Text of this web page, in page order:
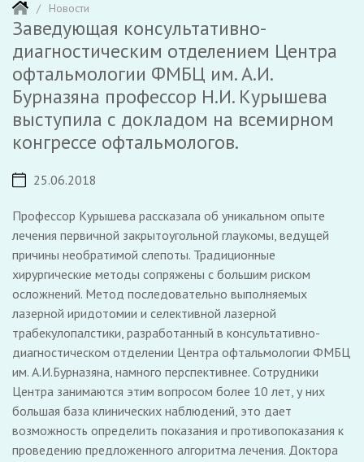
Новости
Заведующая консультативно-
диагностическим отделением Центра
офтальмологии ФМБЦ им. А.И.
Бурназяна профессор Н.И. Курышева
выступила с докладом на всемирном
конгрессе офтальмологов.
25.06.2018
Профессор Курышева рассказала об уникальном опыте
лечения первичной закрытоугольной глаукомы, ведущей
причины необратимой слепоты. Традиционные
хирургические методы сопряжены с большим риском
осложнений. Метод последовательно выполняемых
лазерной иридотомии и селективной лазерной
трабекулопалстики, разработанный в консультативно-
диагностическом отделении Центра офтальмологии ФМБЦ
им. А.И.Бурназяна, намного перспективнее. Сотрудники
Центра занимаются этим вопросом более 10 лет, у них
большая база клинических наблюдений, это дает
возможность определить показания и противопоказания к
проведению предложенного алгоритма лечения. Доктора